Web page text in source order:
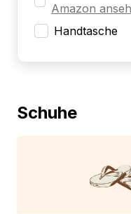
Amazon
Handtasche
Schuhe